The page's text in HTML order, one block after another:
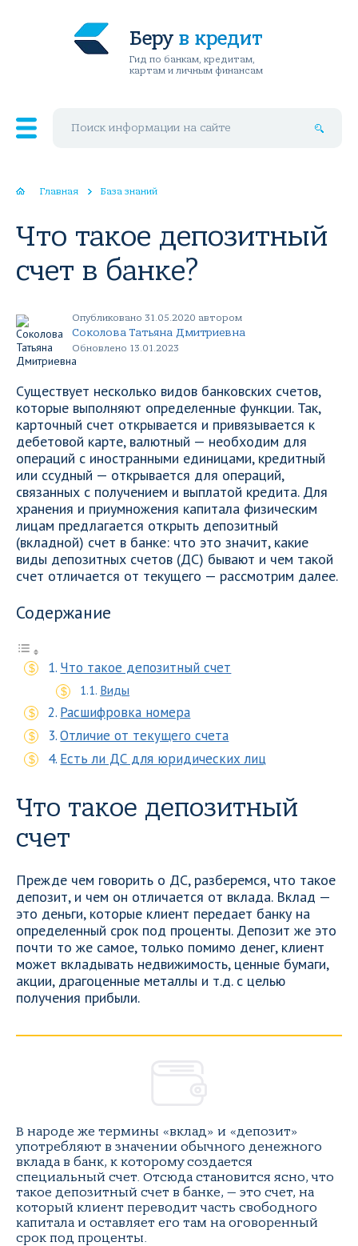
Беру в кредит
Гид по банкам, кредитам,
картам и личным финансам
Главная База знаний
Что такое депозитный
счет в банке?
Опубликовано 31.05.2020 автором
Соколова Татьяна Дмитриевна
Обновлено 13.01.2023
Существует несколько видов банковских счетов,
которые выполняют определенные функции. Так,
карточный счет открывается и привязывается к
дебетовой карте, валютный — необходим для
операций с иностранными единицами, кредитный
или ссудный — открывается для операций,
связанных с получением и выплатой кредита. Для
хранения и приумножения капитала физическим
лицам предлагается открыть депозитный
(вкладной) счет в банке: что это значит, какие
виды депозитных счетов (ДС) бывают и чем такой
счет отличается от текущего — рассмотрим далее.
Содержание
Что такое депозитный счет
Виды
Расшифровка номера
Отличие от текущего счета
Есть ли ДС для юридических лиц
Что такое депозитный
счет
Прежде чем говорить о ДС, разберемся, что такое
депозит, и чем он отличается от вклада. Вклад —
это деньги, которые клиент передает банку на
определенный срок под проценты. Депозит же это
почти то же самое, только помимо денег, клиент
может вкладывать недвижимость, ценные бумаги,
акции, драгоценные металлы и т.д. с целью
получения прибыли.
В народе же термины «вклад» и «депозит»
употребляют в значении обычного денежного
вклада в банк, к которому создается
специальный счет. Отсюда становится ясно, что
такое депозитный счет в банке, — это счет, на
который клиент переводит часть свободного
капитала и оставляет его там на оговоренный
срок под проценты.